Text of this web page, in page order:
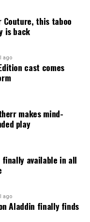
sansürü anmak
basın
hayata
dolayı
ve özgürce görev
mesajını
this taboo
is back
ago
cast comes
makes mind-
play
finally available in all
ago
Aladdin finally finds